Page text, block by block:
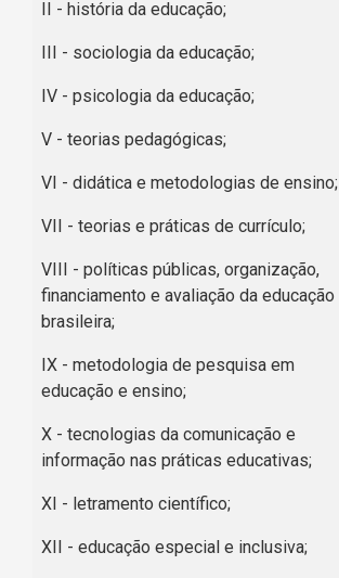
II - história da educação;
III - sociologia da educação;
IV - psicologia da educação;
V - teorias pedagógicas;
VI - didática e metodologias de ensino;
VII - teorias e práticas de currículo;
VIII - políticas públicas, organização,
financiamento e avaliação da educação
brasileira;
IX - metodologia de pesquisa em
educação e ensino;
X - tecnologias da comunicação e
informação nas práticas educativas;
XI - letramento científico;
XII - educação especial e inclusiva;